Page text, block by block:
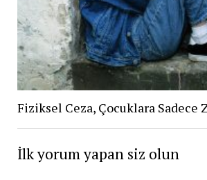
Fiziksel Ceza, Çocuklara Sadece
İlk yorum yapan siz olun